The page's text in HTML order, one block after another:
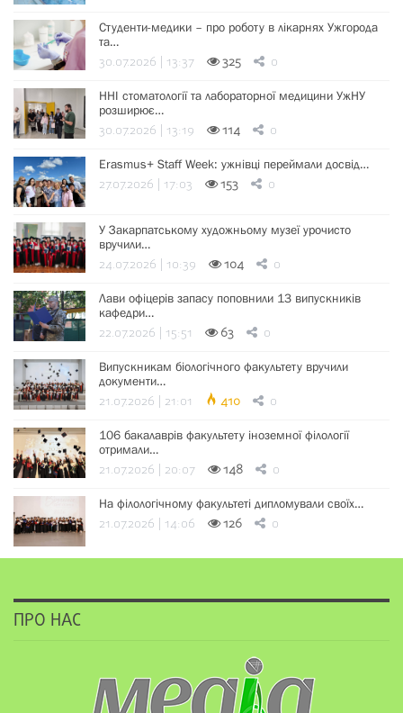
Студенти-медики – про роботу в лікарнях Ужгорода
та…
30.07.2026 | 13:37 325 0
ННІ стоматології та лабораторної медицини УжНУ
розширює…
30.07.2026 | 13:19 114 0
Erasmus+ Staff Week: ужнівці переймали досвід…
27.07.2026 | 17:03 153 0
У Закарпатському художньому музеї урочисто
вручили…
24.07.2026 | 10:39 104 0
Лави офіцерів запасу поповнили 13 випускників
кафедри…
22.07.2026 | 15:51 63 0
Випускникам біологічного факультету вручили
документи…
21.07.2026 | 21:01 410 0
106 бакалаврів факультету іноземної філології
отримали…
21.07.2026 | 20:07 148 0
На філологічному факультеті дипломували своїх…
21.07.2026 | 14:06 126 0
ПРО НАС